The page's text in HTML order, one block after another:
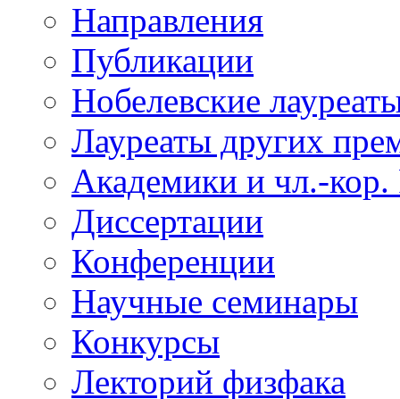
Направления
Публикации
Нобелевские
Лауреаты других
Академики и чл.-
Диссертации
Конференции
Научные семинары
Конкурсы
Лекторий физфака